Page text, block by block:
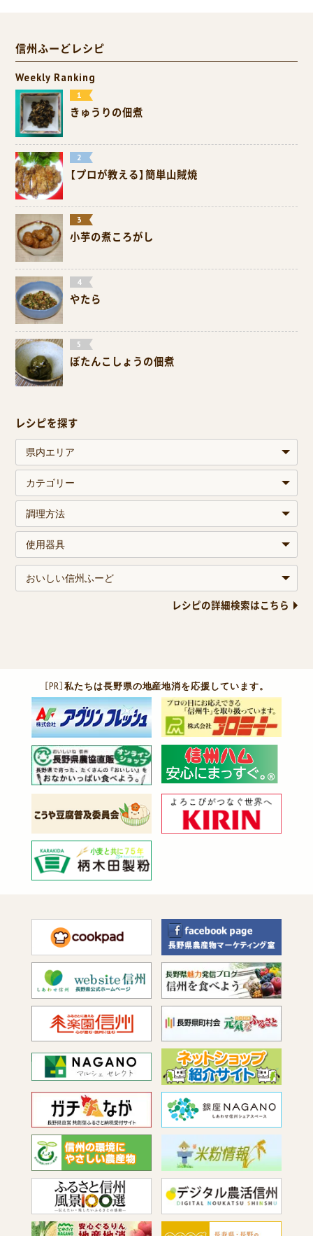
信州ふーどレシピ
Weekly Ranking
きゅうりの佃煮
【プロが教える】簡単山賊焼
小芋の煮ころがし
やたら
ぼたんこしょうの佃煮
レシピを探す
レシピの詳細検索はこちら
［PR］私たちは長野県の地産地消を応援しています。